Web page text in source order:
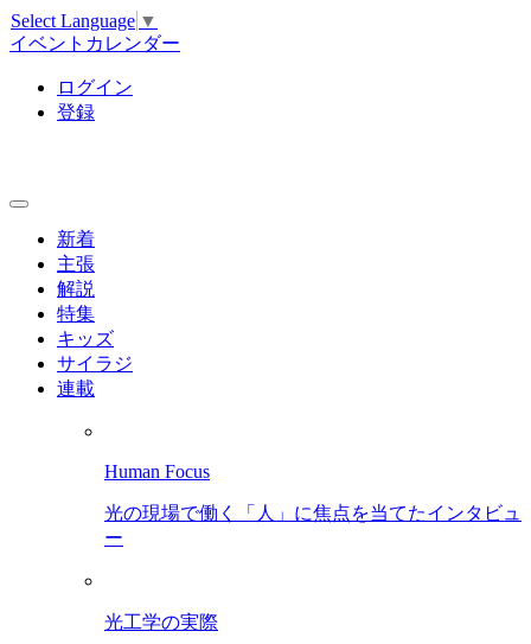
Select Language ▼
イベントカレンダー
ログイン
登録
新着
主張
解説
特集
キッズ
サイラジ
連載
Human Focus
光の現場で働く「人」に焦点を当てたインタビュ
ー
光工学の実際